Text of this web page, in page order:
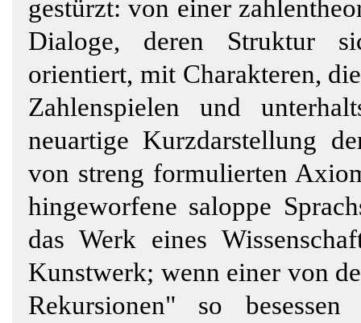
gestürzt: von einer
Dialoge, deren Struktur
orientiert, mit Charakteren,
Zahlenspielen und
neuartige Kurzdarstellung
von streng formulierten
hingeworfene saloppe
das Werk eines
Kunstwerk; wenn einer von
Rekursionen" so